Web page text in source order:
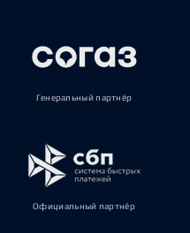
Генеральный партнёр
Официальный партнёр